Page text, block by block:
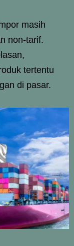
masih
non-tarif.
tertentu
di pasar.